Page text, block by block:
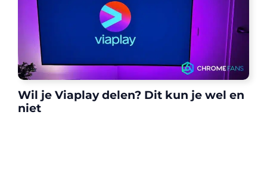
Wil je Viaplay delen? Dit kun je wel en
niet